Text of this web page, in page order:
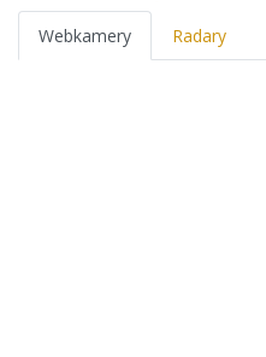
Webkamery Radary